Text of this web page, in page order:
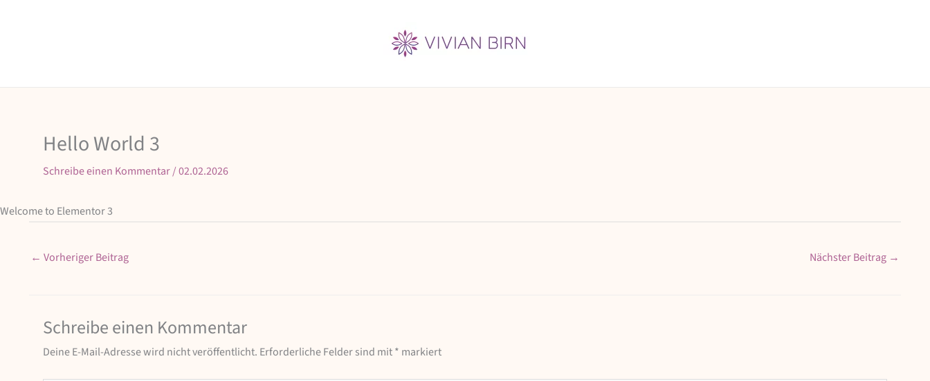
Hello World 3
Schreibe einen Kommentar/02.02.2026
Welcome to Elementor 3
← Vorheriger Beitrag Nächster Beitrag →
Schreibe einen Kommentar
Deine E-Mail-Adresse wird nicht veröffentlicht. Erforderliche Felder sind mit* markiert